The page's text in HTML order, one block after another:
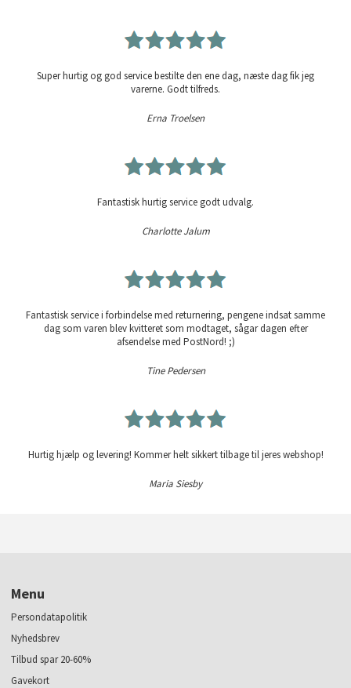
Super hurtig og god service bestilte den ene dag, næste dag fik jeg
varerne. Godt tilfreds.
Erna Troelsen
Fantastisk hurtig service godt udvalg.
Charlotte Jalum
Fantastisk service i forbindelse med returnering, pengene indsat samme
dag som varen blev kvitteret som modtaget, sågar dagen efter
afsendelse med PostNord! ;)
Tine Pedersen
Hurtig hjælp og levering! Kommer helt sikkert tilbage til jeres webshop!
Maria Siesby
Menu
Persondatapolitik
Nyhedsbrev
Tilbud spar 20-60%
Gavekort